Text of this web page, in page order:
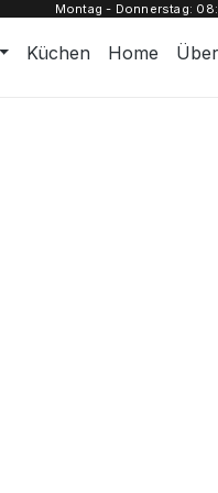
Montag - Donnerstag:
Küchen Home